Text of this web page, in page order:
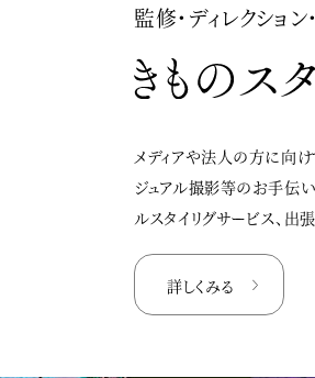
監修・ディレクショ
メディアや法人の方に向
ジュアル撮影等のお手伝
ルスタイリグサービス、出
詳しくみる